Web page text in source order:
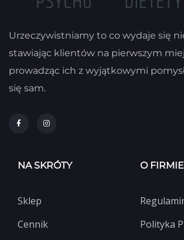
Urzeczywistniamy to co wydaje się
stawiając klientów na pierwszym
prowadząc ich z wyjątkowymi
się sam.
NA SKRÓTY
Sklep
Cennik
O FIRMIE
Polityka